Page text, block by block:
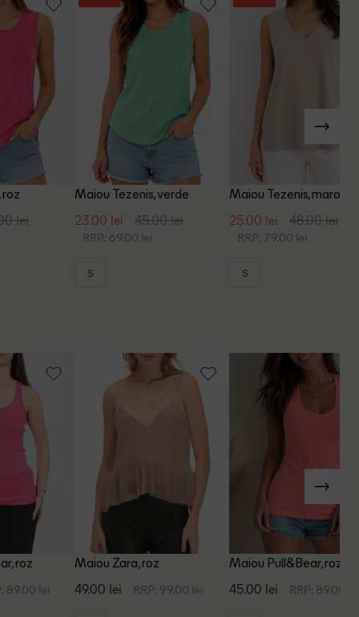
roz
lei
Maiou Tezenis, verde
23.00 lei 45.00 lei
RRP: 69.00 lei
S
Maiou Tezenis, maro
25.00 lei 48.00 lei
RRP: 79.00 lei
S
roz
89.00 lei
Maiou Zara, roz
49.00 lei RRP: 99.00 lei
Maiou Pull&Bear, roz
45.00 lei RRP: 89.00 lei